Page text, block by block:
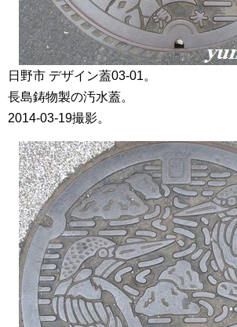
日野市 デザイン蓋03-01。
長島鋳物製の汚水蓋。
2014-03-19撮影。